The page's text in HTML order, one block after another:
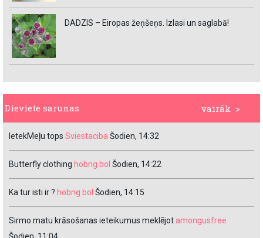
DADZIS – Eiropas žeņšeņs. Izlasi un saglabā!
vairāk >
Dieviete sarunas
IetekMeļu tops Sviestaciba Šodien, 14:32
Butterfly clothing hobng bol Šodien, 14:22
Ka tur isti ir ? hobng bol Šodien, 14:15
Sirmo matu krāsošanas ieteikumus meklējot amongusfree